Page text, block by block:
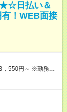
日払い＆
！WEB面接
～ ※勤務数
夜勤／日給：12，
♪ ◆各種資格手当あ
っても”全額”支給！